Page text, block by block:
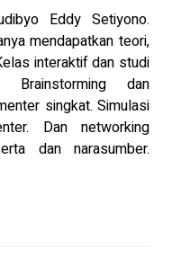
Eddy Setiyono.
mendapatkan teori,
interaktif dan studi
Brainstorming dan
singkat. Simulasi
Dan networking
dan narasumber.